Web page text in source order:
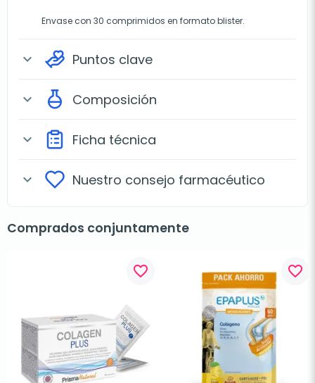
Envase con 30 comprimidos en formato blister.
expand_more Puntos clave
expand_more Composición
expand_more Ficha técnica
expand_more Nuestro consejo farmacéutico
Comprados conjuntamente
favorite_border favorite_border